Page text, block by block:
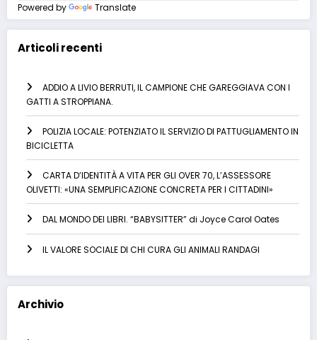
Powered by Translate
Articoli recenti
ADDIO A LIVIO BERRUTI, IL CAMPIONE CHE GAREGGIAVA CON I
GATTI A STROPPIANA.
POLIZIA LOCALE: POTENZIATO IL SERVIZIO DI PATTUGLIAMENTO IN
BICICLETTA
CARTA D’IDENTITÀ A VITA PER GLI OVER 70, L’ASSESSORE
OLIVETTI: «UNA SEMPLIFICAZIONE CONCRETA PER I CITTADINI»
DAL MONDO DEI LIBRI. “BABYSITTER” di Joyce Carol Oates
IL VALORE SOCIALE DI CHI CURA GLI ANIMALI RANDAGI
Archivio